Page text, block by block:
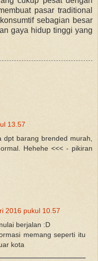
pasar traditional
sebagian besar
gaya hidup tinggi yang
13.57
barang brended murah,
Hehehe <<< - pikiran
2016 pukul 10.57
berjalan :D
memang seperti itu
kota